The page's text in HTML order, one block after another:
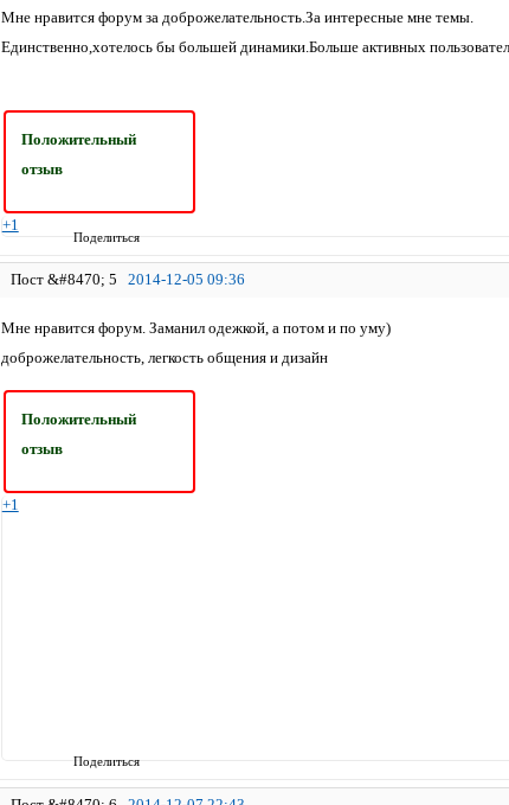
Поделиться
Мне нравится форум за доброжелательность.За интересные мне темы.
Единственно,хотелось бы большей динамики.Больше активных
Положительный
отзыв
+1
Поделиться
5 2014-12-05 09:36
Мне нравится форум. Заманил одежкой, а потом и по уму)
доброжелательность, легкость общения и дизайн
Положительный
отзыв
+1